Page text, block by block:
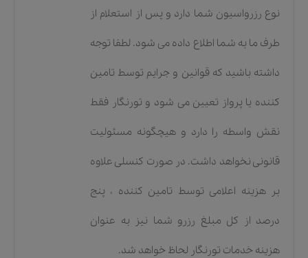
نوع رزرواسیون شما دارد و پس از استعلام از
طرف ما به شما اطلاع داده می شود. لطفا توجه
داشته باشید که قوانین و جرایم توسط تامین
کننده یا پرواز تعیین می شود و تورنگار فقط
نقش واسطه را دارد و هیچگونه مسئولیت
قانونی نخواهد داشت. در صورت کنسلی علاوه
بر هزینه اعلامی توسط تامین کننده ، پنج
درصد از کل مبلغ رزرو شما نیز به عنوان
هزینه خدمات تورنگار لحاظ خواهد شد.